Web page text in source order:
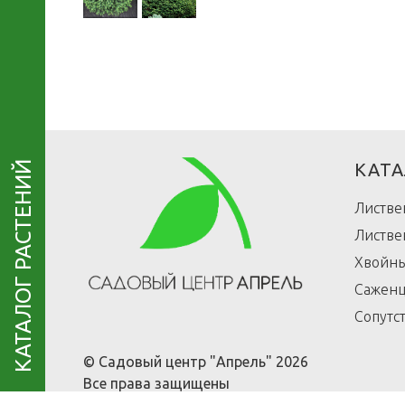
КАТАЛОГ РАСТЕНИЙ
© Садовый центр "Апрель" 2026
Все права защищены